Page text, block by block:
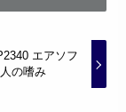
エアソフ
の嗜み